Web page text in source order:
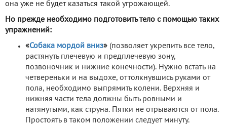
она уже не будет казаться такой угрожающей.
Но прежде необходимо подготовить тело с помощью таких
упражнений:
«Собака мордой вниз» (позволяет укрепить все тело,
растянуть плечевую и предплечевую зону,
позвоночник и нижние конечности). Нужно встать на
четвереньки и на выдохе, оттолкнувшись руками от
пола, необходимо выпрямить колени. Верхняя и
нижняя части тела должны быть ровными и
натянутыми, как струна. Пятки не отрываются от пола.
Простоять в таком положении следует минуту.